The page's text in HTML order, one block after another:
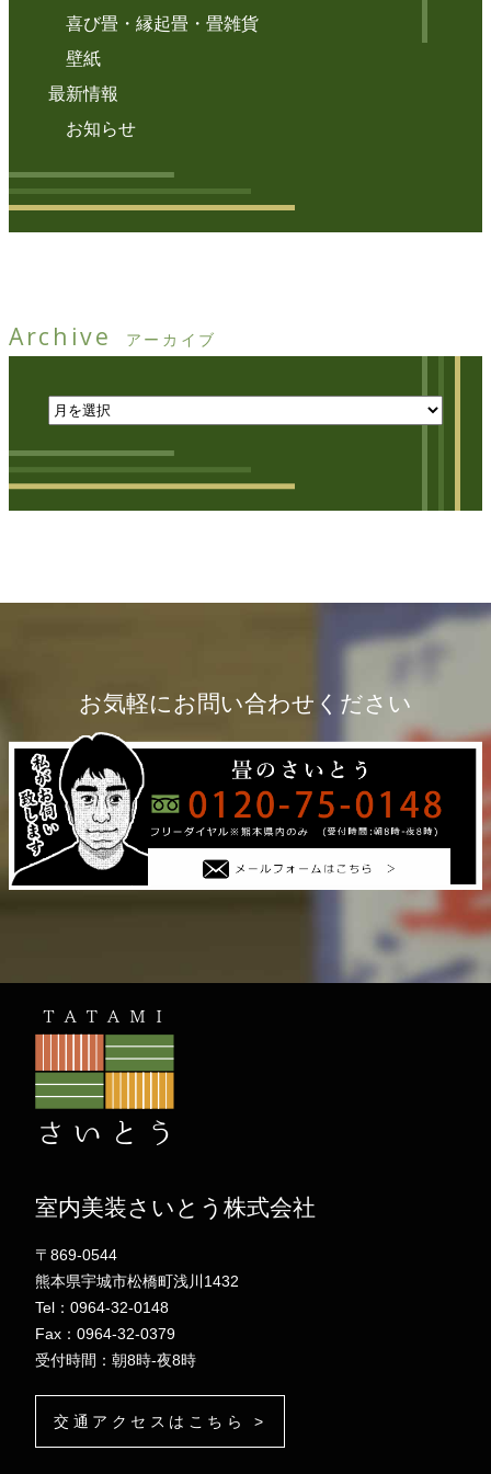
喜び畳・縁起畳・畳雑貨
壁紙
最新情報
お知らせ
Archive アーカイブ
お気軽にお問い合わせください
室内美装さいとう株式会社
〒869-0544
熊本県宇城市松橋町浅川1432
Tel：0964-32-0148
Fax：0964-32-0379
受付時間：朝8時-夜8時
交通アクセスはこちら >